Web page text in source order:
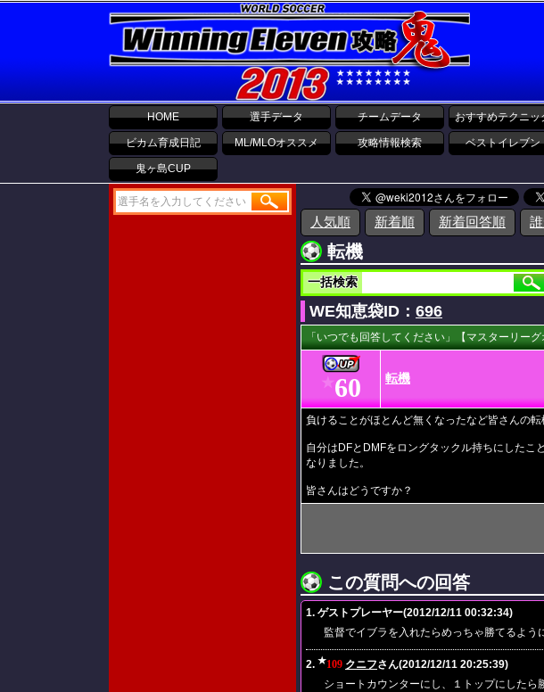
HOME 選手データ チームデータ おすすめテクニッ
ビカム育成日記 ML/MLOオススメ 攻略情報検索 ベストイレブン
鬼ヶ島CUP
人気順 新着順 新着回答順
転機
一括検索
WE知恵袋ID： 696
「いつでも回答してください」【マスターリー
★60 転機
負けることがほとんど無くなったなど皆さんの転
自分はDFとDMFをロングタックル持ちにしたこ
なりました。
皆さんはどうですか？
この質問への回答
1. ゲストプレーヤー(2012/12/11 00:32:34)
監督でイブラを入れたらめっちゃ勝てるよ
2. ★109 クニフさん(2012/12/11 20:25:39)
ショートカウンターにし、１トップにしたら